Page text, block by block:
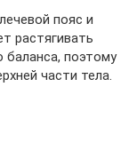
пояс и
растягивать
баланса, поэтому
части тела.